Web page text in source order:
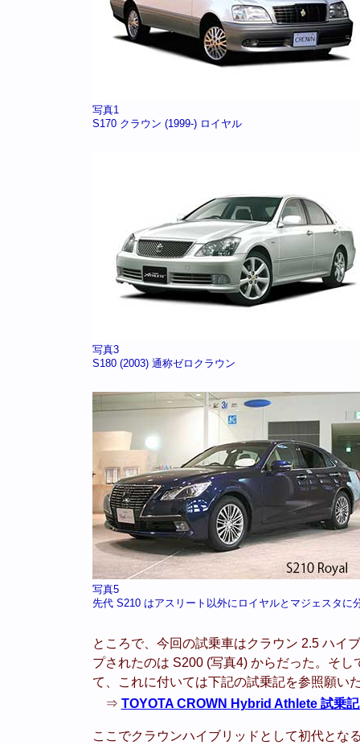
写真1
S170 クラウン (1999-) ロイヤル
写真3
S180 (2003) 通称ゼロクラウン
写真5
先代 S210 はアスリート以外にロイヤルとマジェスタに
ところで、今回の試乗車はクラウン 2.5 ハイ
プされたのは S200 (写真4) からだった。そ
て、これに付いては下記の試乗記を参照願い
⇒ TOYOTA CROWN Hybrid Athlete 試乗
ここでクラウンハイブリッドとして初代とな